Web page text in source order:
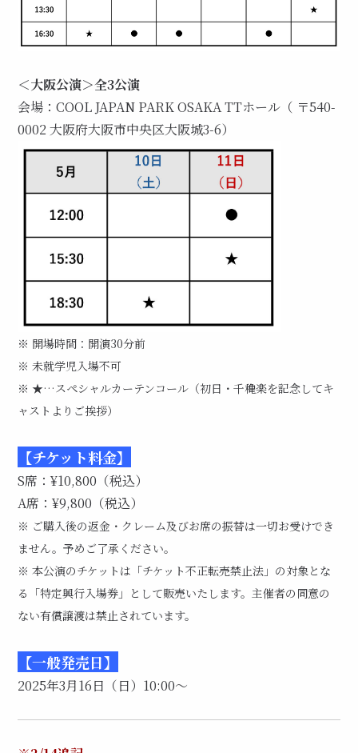
＜大阪公演＞全3公演
会場：COOL JAPAN PARK OSAKA TTホール（ 〒540-
0002 大阪府大阪市中央区大阪城3-6）
※ 開場時間：開演30分前
※ 未就学児入場不可
※ ★…スペシャルカーテンコール（初日・千穐楽を記念してキ
ャストよりご挨拶）
【チケット料金】
S席：¥10,800（税込）
A席：¥9,800（税込）
※ ご購入後の返金・クレーム及びお席の振替は一切お受けでき
ません。予めご了承ください。
※ 本公演のチケットは「チケット不正転売禁止法」の対象とな
る「特定興行入場券」として販売いたします。主催者の同意の
ない有償譲渡は禁止されています。
【一般発売日】
2025年3月16日（日）10:00～